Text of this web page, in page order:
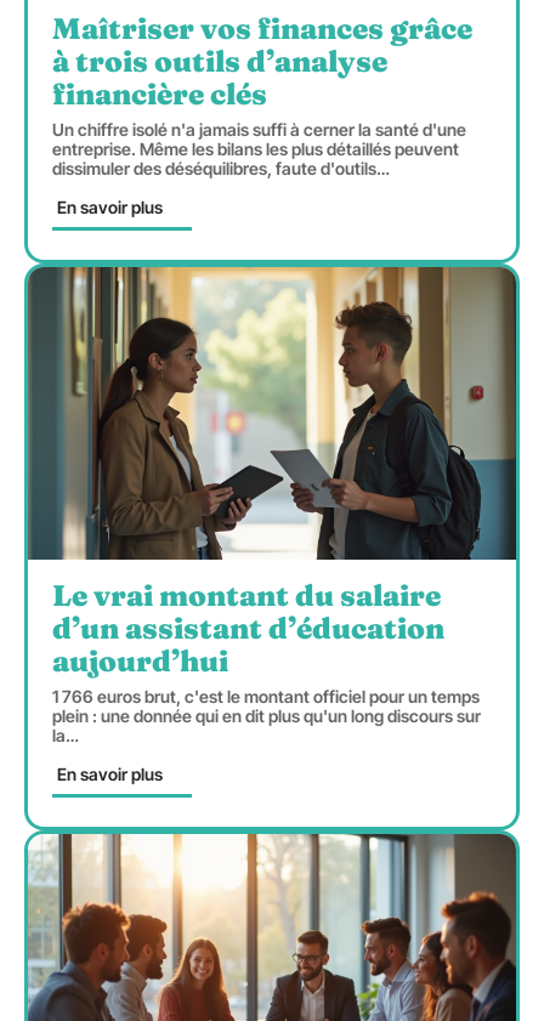
Maîtriser vos finances grâce
à trois outils d’analyse
financière clés
Un chiffre isolé n'a jamais suffi à cerner la santé d'une
entreprise. Même les bilans les plus détaillés peuvent
dissimuler des déséquilibres, faute d'outils…
En savoir plus
Le vrai montant du salaire
d’un assistant d’éducation
aujourd’hui
1 766 euros brut, c'est le montant officiel pour un temps
plein : une donnée qui en dit plus qu'un long discours sur
la…
En savoir plus